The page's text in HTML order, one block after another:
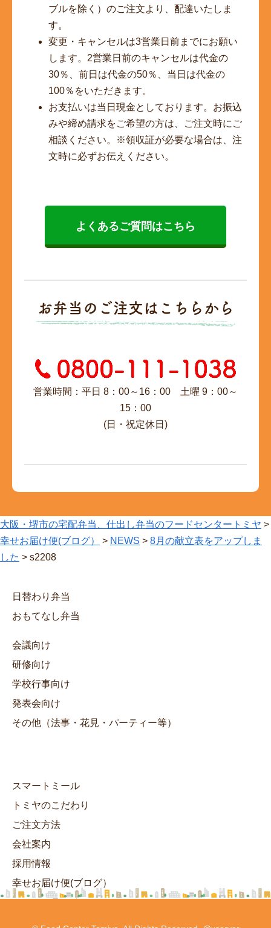
ブルを除く）のご注文より、配達いたしま
す。
変更・キャンセルは3営業日前までにお願い
します。2営業日前のキャンセルは代金の
30％、前日は代金の50％、当日は代金の
100％をいただきます。
お支払いは当日現金としております。お振込
みや締め請求をご希望の方は、ご注文時にご
相談ください。※領収証が必要な場合は、注
文時に必ずお伝えください。
よくあるご質問はこちら
お弁当のご注文はこちらから
営業時間：平日 8：00～16：00 土曜 9：00～
15：00
(日・祝定休日)
大阪・堺市の宅配弁当、仕出し弁当のフードセンタートミヤ >
幸せお届け便(ブログ）
> NEWS > 8月の献立表をアップしま
した > s2208
日替わり弁当
おもてなし弁当
会議向け
研修向け
学校行事向け
発表会向け
その他（法事・花見・パーティー等）
スマートミール
トミヤのこだわり
ご注文方法
会社案内
採用情報
幸せお届け便(ブログ）
ヘルシーランチ